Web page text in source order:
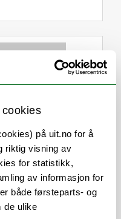
på uit.no for å
riktig visning av
for statistikk,
av informasjon for
både førsteparts- og
de ulike
for